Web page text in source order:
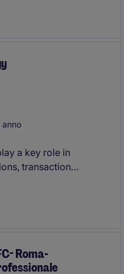
efficienza dei
di valutazione
anno
a key role in
transaction
financial models for
position offers direct
energy transition.
Roma-